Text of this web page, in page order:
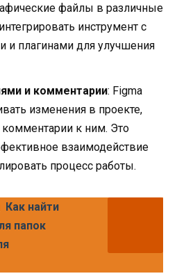
файлы в различные
инструмент с
и плагинами для улучшения
и комментарии: Figma
изменения в проекте,
комментарии к ним. Это
взаимодействие
процесс работы.
Как найти
папок